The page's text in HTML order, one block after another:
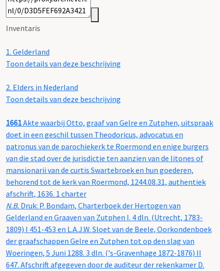
Inventaris
1. Gelderland
Toon details van deze beschrijving
2. Elders in Nederland
Toon details van deze beschrijving
1661Akte waarbij Otto, graaf van Gelre en Zutphen, uitspraak
doet in een geschil tussen Theodoricus, advocatus en
patronus van de parochiekerk te Roermond en enige burgers
van die stad over de jurisdictie ten aanzien van de litones of
mansionarii van de curtis Swartebroek en hun goederen,
behorend tot de kerk van Roermond, 1244.08.31, authentiek
afschrift, 1636. 1 charter
N.B. Druk: P. Bondam, Charterboek der Hertogen van
Gelderland en Graaven van Zutphen I. 4 dln. (Utrecht, 1783-
1809) I 451-453 en L.A.J.W. Sloet van de Beele, Oorkondenboek
der graafschappen Gelre en Zutphen tot op den slag van
Woeringen, 5 Juni 1288. 3 dln. ('s-Gravenhage 1872-1876) II
647. Afschrift afgegeven door de auditeur der rekenkamer D.